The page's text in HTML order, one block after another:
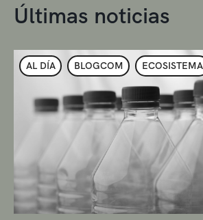
Últimas noticias
AL DÍA BLOGCOM ECOSISTEMA